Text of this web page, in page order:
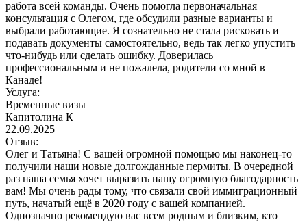
работа всей команды. Очень помогла первоначальная
консультация с Олегом, где обсудили разные варианты и
выбрали работающие. Я сознательно не стала рисковать и
подавать документы самостоятельно, ведь так легко упустить
что-нибудь или сделать ошибку. Доверилась
профессиональным и не пожалела, родители со мной в
Канаде!
Услуга:
Временные визы
Капитолина К
22.09.2025
Отзыв:
Олег и Татьяна! С вашей огромной помощью мы наконец-то
получили наши новые долгожданные пермиты. В очередной
раз наша семья хочет выразить нашу огромную благодарность
вам! Мы очень рады тому, что связали свой иммиграционный
путь, начатый ещё в 2020 году с вашей компанией.
Однозначно рекомендую вас всем родным и близким, кто